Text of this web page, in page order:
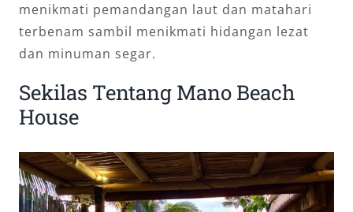
menikmati pemandangan laut dan matahari
terbenam sambil menikmati hidangan lezat
dan minuman segar.
Sekilas Tentang Mano Beach
House